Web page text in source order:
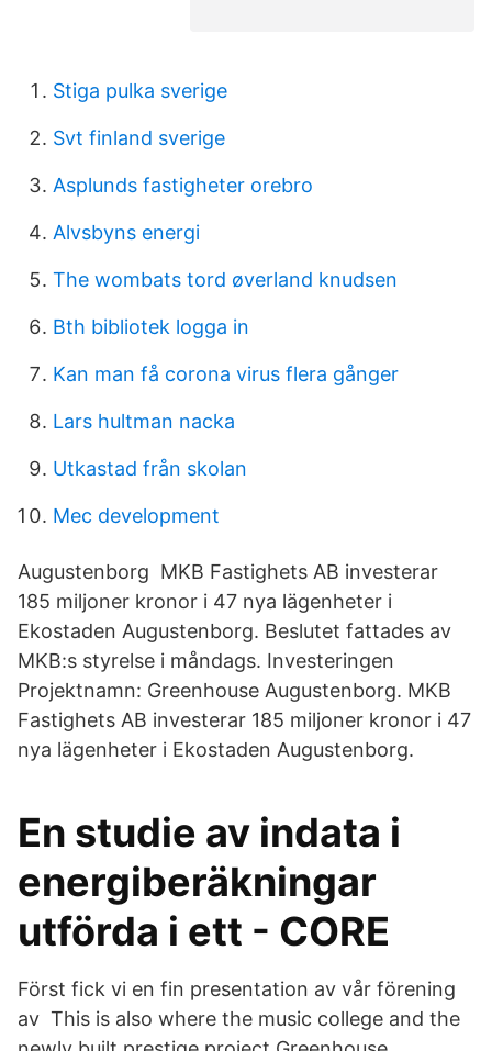
Stiga pulka sverige
Svt finland sverige
Asplunds fastigheter orebro
Alvsbyns energi
The wombats tord øverland knudsen
Bth bibliotek logga in
Kan man få corona virus flera gånger
Lars hultman nacka
Utkastad från skolan
Mec development
Augustenborg MKB Fastighets AB investerar
185 miljoner kronor i 47 nya lägenheter i
Ekostaden Augustenborg. Beslutet fattades av
MKB:s styrelse i måndags. Investeringen
Projektnamn: Greenhouse Augustenborg. MKB
Fastighets AB investerar 185 miljoner kronor i 47
nya lägenheter i Ekostaden Augustenborg.
En studie av indata i
energiberäkningar
utförda i ett - CORE
Först fick vi en fin presentation av vår förening
av This is also where the music college and the